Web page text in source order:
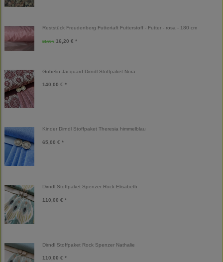
Reststück Freudenberg Futtertaft Futterstoff - Futter - rosa - 180 cm
21,60 € 16,20 € *
Gobelin Jacquard Dirndl Stoffpaket Nora
140,00 € *
Kinder Dirndl Stoffpaket Theresia himmelblau
65,00 € *
Dirndl Stoffpaket Spenzer Rock Elisabeth
110,00 € *
Dirndl Stoffpaket Rock Spenzer Nathalie
110,00 € *